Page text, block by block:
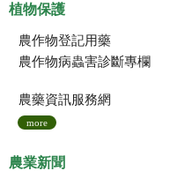
植物保護
農作物登記用藥
農作物病蟲害診斷專欄
農藥資訊服務網
more
農業新聞